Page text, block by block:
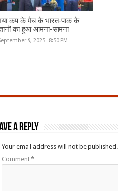
कप के मैच के भारत-पाक के
का हुआ आमना-सामना
9, 2025- 8:50 PM
a Reply
Your email address will not be published.
Comment *